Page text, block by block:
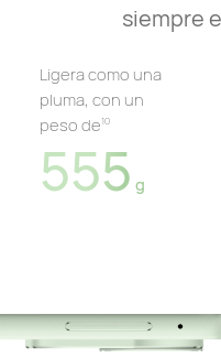
siempre
Ligera como una
pluma, con un
peso de10
555 g